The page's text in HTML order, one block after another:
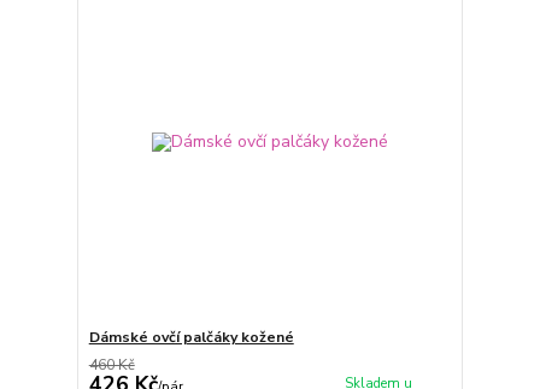
Dámské ovčí palčáky kožené
460 Kč
Skladem u